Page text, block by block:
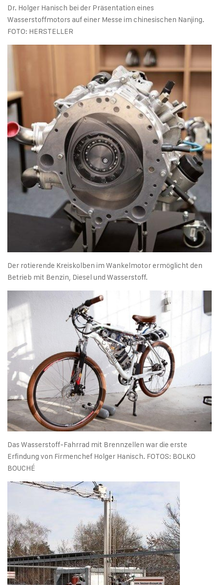
Dr. Holger Hanisch bei der Präsentation eines
Wasserstoffmotors auf einer Messe im chinesischen Nanjing.
FOTO: HERSTELLER
Der rotierende Kreiskolben im Wankelmotor ermöglicht den
Betrieb mit Benzin, Diesel und Wasserstoff.
Das Wasserstoff-Fahrrad mit Brennzellen war die erste
Erfindung von Firmenchef Holger Hanisch. FOTOS: BOLKO
BOUCHÉ